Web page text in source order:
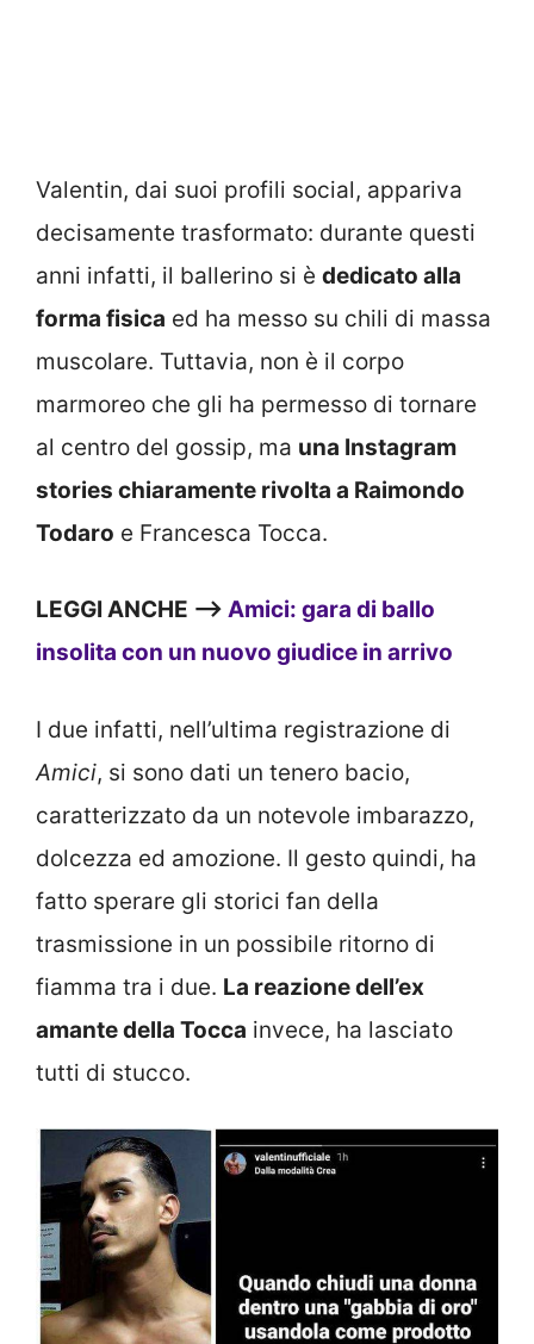
Valentin, dai suoi profili social, appariva
decisamente trasformato: durante questi
anni infatti, il ballerino si è dedicato alla
forma fisica ed ha messo su chili di massa
muscolare. Tuttavia, non è il corpo
marmoreo che gli ha permesso di tornare
al centro del gossip, ma una Instagram
stories chiaramente rivolta a Raimondo
Todaro e Francesca Tocca.
LEGGI ANCHE —> Amici: gara di ballo
insolita con un nuovo giudice in arrivo
I due infatti, nell’ultima registrazione di
Amici, si sono dati un tenero bacio,
caratterizzato da un notevole imbarazzo,
dolcezza ed amozione. Il gesto quindi, ha
fatto sperare gli storici fan della
trasmissione in un possibile ritorno di
fiamma tra i due. La reazione dell’ex
amante della Tocca invece, ha lasciato
tutti di stucco.